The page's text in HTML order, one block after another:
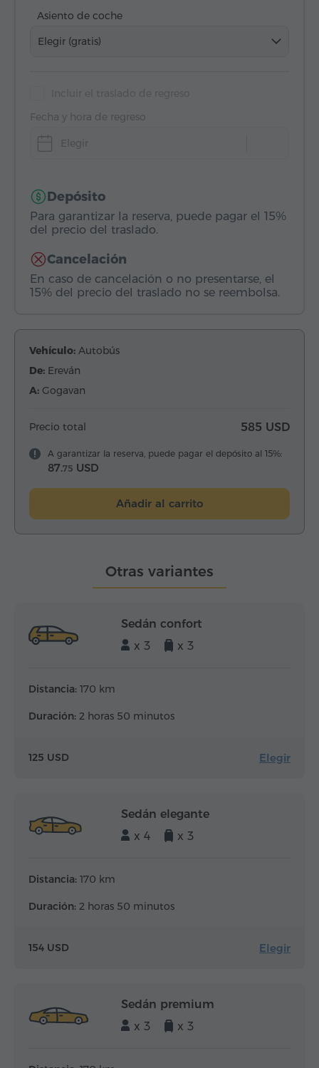
Asiento de coche
Elegir (gratis)
Fecha y hora de regreso
Elegir
Depósito
Para garantizar la reserva, puede pagar el 15%
del precio del traslado.
Cancelación
En caso de cancelación o no presentarse, el
15% del precio del traslado no se reembolsa.
Vehículo: Autobús
De: Ereván
A: Gogavan
Precio total 585 USD
A garantizar la reserva, puede pagar el depósito al 15%:
87.75 USD
Añadir al carrito
Otras variantes
Sedán confort
x 3
x 3
Distancia: 170 km
Duración: 2 horas 50 minutos
125 USD Elegir
Sedán elegante
x 4
x 3
Distancia: 170 km
Duración: 2 horas 50 minutos
154 USD Elegir
Sedán premium
x 3
x 3